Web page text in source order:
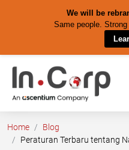
We will be
Same people.
content
Home
Blog
Peraturan Terbaru tentang